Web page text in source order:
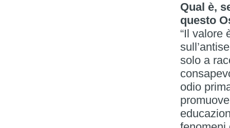
Qual è,
questo
“Il valore
solo a
odio